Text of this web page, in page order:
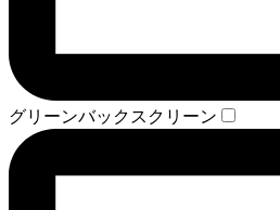
グリーンバックスクリーン